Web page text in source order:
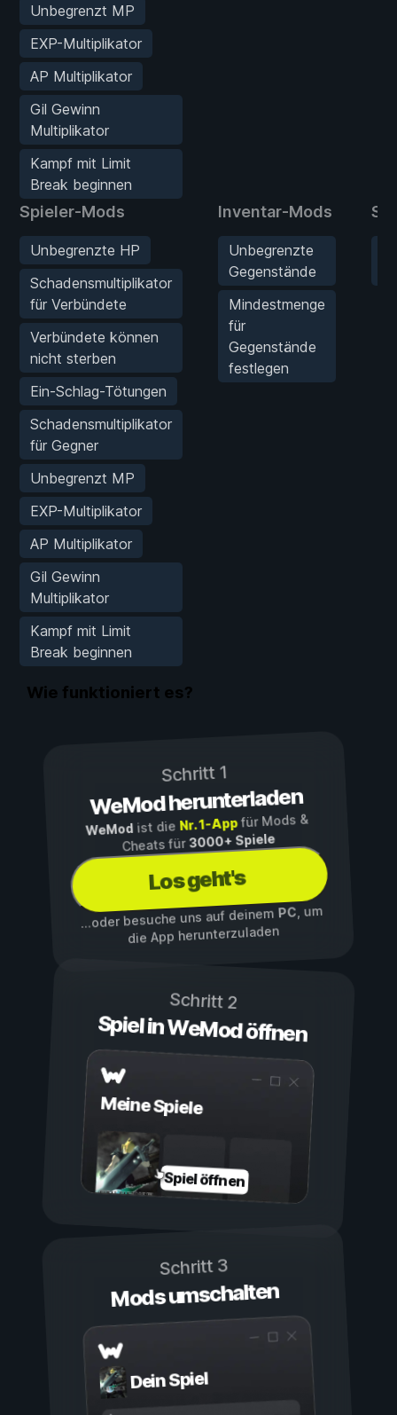
Unbegrenzt MP
EXP-Multiplikator
AP Multiplikator
Gil Gewinn
Multiplikator
Kampf mit Limit
Break beginnen
Spieler-Mods
Unbegrenzte HP
Schadensmultiplikator
für Verbündete
Verbündete können
nicht sterben
Ein-Schlag-Tötungen
Schadensmultiplikator
für Gegner
Unbegrenzt MP
EXP-Multiplikator
AP Multiplikator
Gil Gewinn
Multiplikator
Kampf mit Limit
Break beginnen
Inventar-Mods
Unbegrenzte
Gegenstände
Mindestmenge
für
Gegenstände
festlegen
Wie funktioniert es?
Schritt 1
WeMod herunterladen
WeMod ist die Nr. 1-Appfür Mods &
Cheats für3000+ Spiele
Los geht's
...oder besuche uns auf deinemPC, um
die App herunterzuladen
Schritt 2
Spiel in WeMod öffnen
Meine Spiele
Spiel öffnen
Schritt 3
Mods umschalten
Dein Spiel